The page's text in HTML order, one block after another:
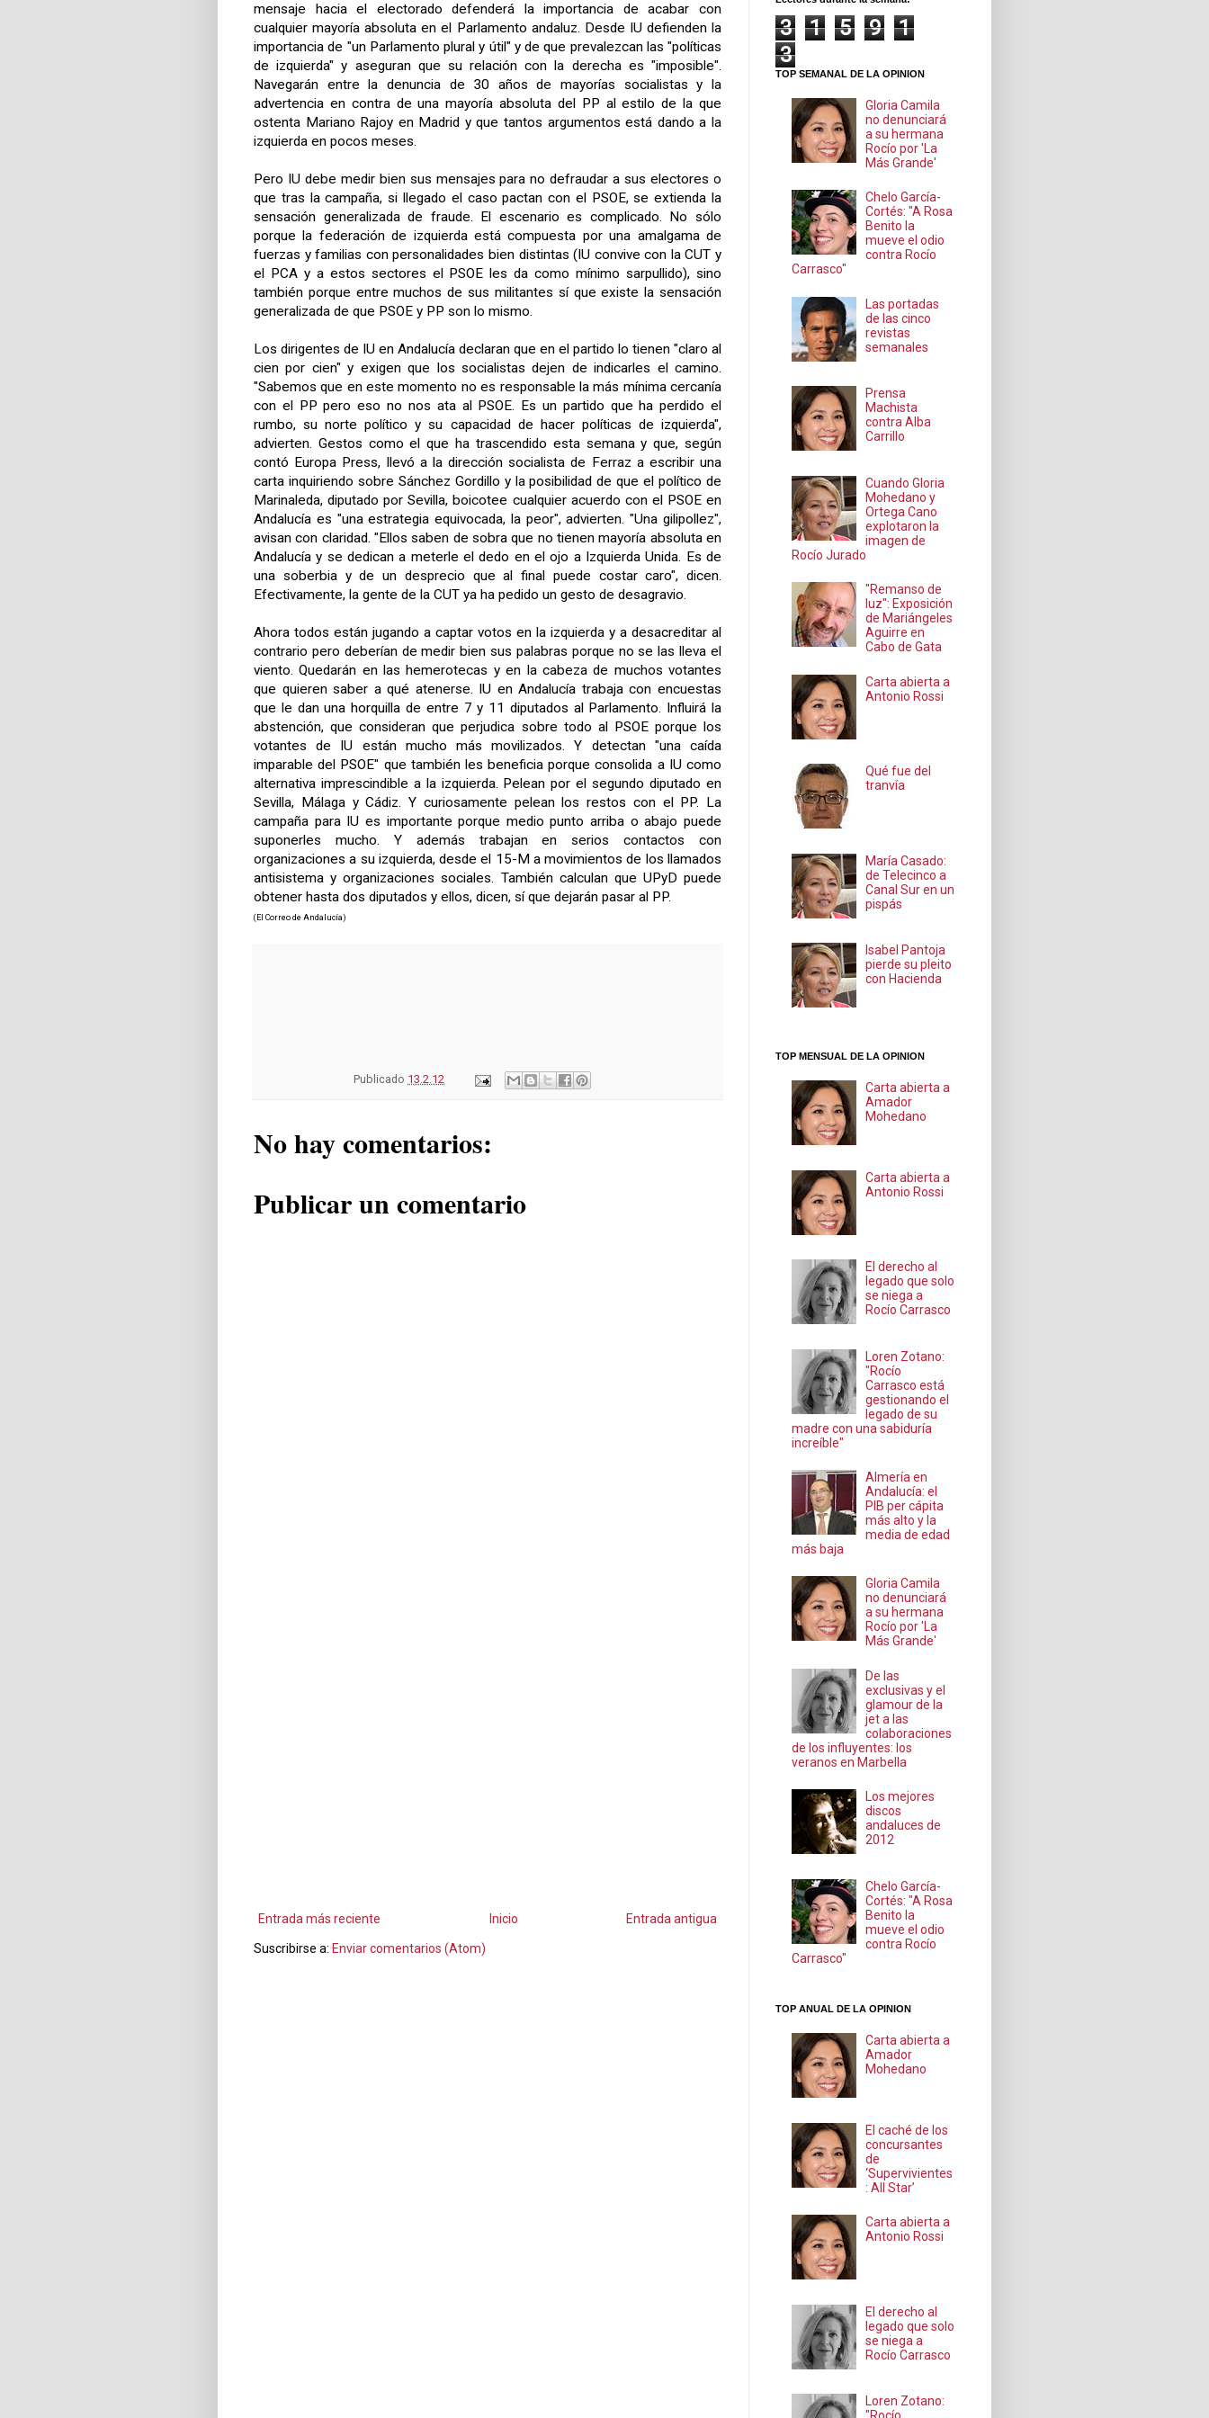
mensaje hacia el electorado defenderá la importancia de acabar con
cualquier mayoría absoluta en el Parlamento andaluz. Desde IU defienden la
importancia de "un Parlamento plural y útil" y de que prevalezcan las "políticas
de izquierda" y aseguran que su relación con la derecha es "imposible".
Navegarán entre la denuncia de 30 años de mayorías socialistas y la
advertencia en contra de una mayoría absoluta del PP al estilo de la que
ostenta Mariano Rajoy en Madrid y que tantos argumentos está dando a la
izquierda en pocos meses.
Pero IU debe medir bien sus mensajes para no defraudar a sus electores o
que tras la campaña, si llegado el caso pactan con el PSOE, se extienda la
sensación generalizada de fraude. El escenario es complicado. No sólo
porque la federación de izquierda está compuesta por una amalgama de
fuerzas y familias con personalidades bien distintas (IU convive con la CUT y
el PCA y a estos sectores el PSOE les da como mínimo sarpullido), sino
también porque entre muchos de sus militantes sí que existe la sensación
generalizada de que PSOE y PP son lo mismo.
Los dirigentes de IU en Andalucía declaran que en el partido lo tienen "claro al
cien por cien" y exigen que los socialistas dejen de indicarles el camino.
"Sabemos que en este momento no es responsable la más mínima cercanía
con el PP pero eso no nos ata al PSOE. Es un partido que ha perdido el
rumbo, su norte político y su capacidad de hacer políticas de izquierda",
advierten. Gestos como el que ha trascendido esta semana y que, según
contó Europa Press, llevó a la dirección socialista de Ferraz a escribir una
carta inquiriendo sobre Sánchez Gordillo y la posibilidad de que el político de
Marinaleda, diputado por Sevilla, boicotee cualquier acuerdo con el PSOE en
Andalucía es "una estrategia equivocada, la peor", advierten. "Una gilipollez",
avisan con claridad. "Ellos saben de sobra que no tienen mayoría absoluta en
Andalucía y se dedican a meterle el dedo en el ojo a Izquierda Unida. Es de
una soberbia y de un desprecio que al final puede costar caro", dicen.
Efectivamente, la gente de la CUT ya ha pedido un gesto de desagravio.
Ahora todos están jugando a captar votos en la izquierda y a desacreditar al
contrario pero deberían de medir bien sus palabras porque no se las lleva el
viento. Quedarán en las hemerotecas y en la cabeza de muchos votantes
que quieren saber a qué atenerse. IU en Andalucía trabaja con encuestas
que le dan una horquilla de entre 7 y 11 diputados al Parlamento. Influirá la
abstención, que consideran que perjudica sobre todo al PSOE porque los
votantes de IU están mucho más movilizados. Y detectan "una caída
imparable del PSOE" que también les beneficia porque consolida a IU como
alternativa imprescindible a la izquierda. Pelean por el segundo diputado en
Sevilla, Málaga y Cádiz. Y curiosamente pelean los restos con el PP. La
campaña para IU es importante porque medio punto arriba o abajo puede
suponerles mucho. Y además trabajan en serios contactos con
organizaciones a su izquierda, desde el 15-M a movimientos de los llamados
antisistema y organizaciones sociales. También calculan que UPyD puede
obtener hasta dos diputados y ellos, dicen, sí que dejarán pasar al PP.
(El Correo de Andalucía)
Publicado 13.2.12
No hay comentarios:
Publicar un comentario
Entrada más reciente Entrada antigua
Inicio
Suscribirse a: Enviar comentarios (Atom)
3 1 5 9
1
3
TOP SEMANAL DE LA OPINION
Gloria Camila
no denunciará
a su hermana
Rocío por 'La
Más Grande'
Chelo García-
Cortés: "A Rosa
Benito la
mueve el odio
contra Rocío
Carrasco"
Las portadas
de las cinco
revistas
semanales
Prensa
Machista
contra Alba
Carrillo
Cuando Gloria
Mohedano y
Ortega Cano
explotaron la
imagen de
Rocío Jurado
"Remanso de
luz": Exposición
de Mariángeles
Aguirre en
Cabo de Gata
Carta abierta a
Antonio Rossi
Qué fue del
tranvía
María Casado:
de Telecinco a
Canal Sur en un
pispás
Isabel Pantoja
pierde su pleito
con Hacienda
TOP MENSUAL DE LA OPINION
Carta abierta a
Amador
Mohedano
Carta abierta a
Antonio Rossi
El derecho al
legado que solo
se niega a
Rocío Carrasco
Loren Zotano:
"Rocío
Carrasco está
gestionando el
legado de su
madre con una sabiduría
increíble"
Almería en
Andalucía: el
PIB per cápita
más alto y la
media de edad
más baja
Gloria Camila
no denunciará
a su hermana
Rocío por 'La
Más Grande'
De las
exclusivas y el
glamour de la
jet a las
colaboraciones
de los influyentes: los
veranos en Marbella
Los mejores
discos
andaluces de
2012
Chelo García-
Cortés: "A Rosa
Benito la
mueve el odio
contra Rocío
Carrasco"
TOP ANUAL DE LA OPINION
Carta abierta a
Amador
Mohedano
El caché de los
concursantes
de
‘Supervivientes
: All Star’
Carta abierta a
Antonio Rossi
El derecho al
legado que solo
se niega a
Rocío Carrasco
Loren Zotano: